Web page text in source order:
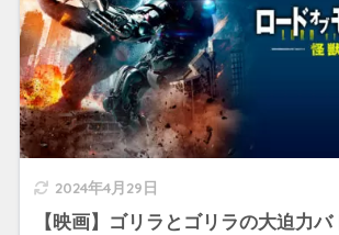
2024年4月29日
【映画】ゴリラとゴリラの大迫力